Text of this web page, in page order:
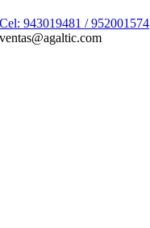
Cel: 943019481 / 952001574
ventas@agaltic.com